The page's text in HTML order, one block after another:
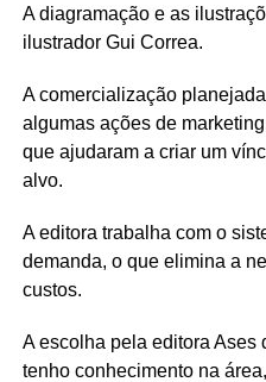
A diagramação e as
ilustrador Gui Correa.
A comercialização
algumas ações de
que ajudaram a criar um
alvo.
A editora trabalha com o
demanda, o que elimina a
custos.
A escolha pela editora Ases
tenho conhecimento na